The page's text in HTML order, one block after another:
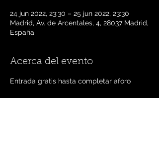
24 jun 2022, 23:30 – 25 jun 2022, 23:30
Madrid, Av. de Arcentales, 4, 28037 Madrid,
España
Acerca del evento
Entrada gratis hasta completar aforo